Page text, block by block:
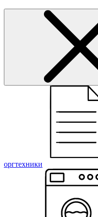
оргтехники